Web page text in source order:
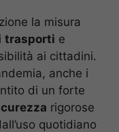
la misura
trasporti e
ai cittadini.
anche i
di un forte
rigorose
quotidiano